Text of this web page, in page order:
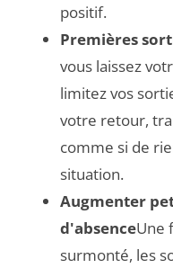
positif.
Premières
vous laissez
limitez vos
votre retour,
comme si de
situation.
Augmenter
d'absenceUne
surmonté, les